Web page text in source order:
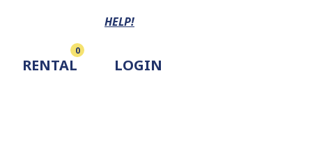
HELP!
RENTAL
0
LOGIN